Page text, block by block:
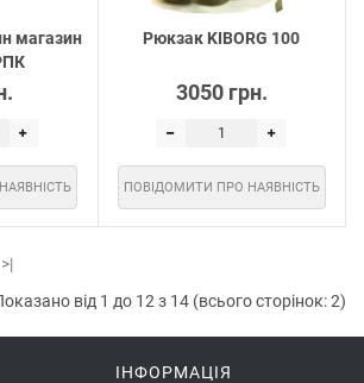
магазин
Рюкзак KIBORG 100
3050 грн.
ПОВІДОМИТИ ПРО НАЯВНІСТЬ
>|
від 1 до 12 з 14 (всього сторінок: 2)
ІНФОРМАЦІЯ